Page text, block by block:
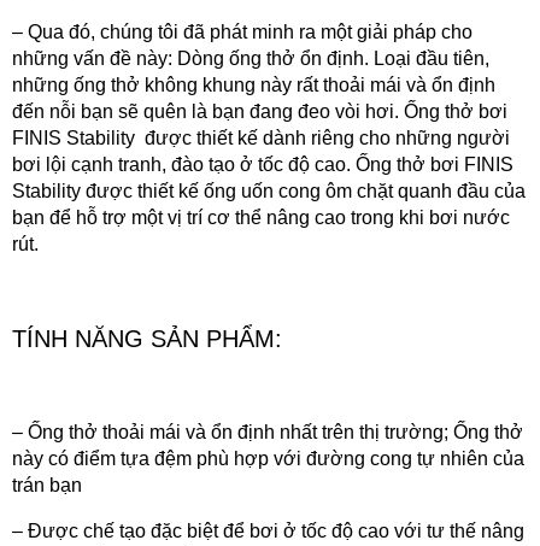
– Qua đó, chúng tôi đã phát minh ra một giải pháp cho
những vấn đề này: Dòng ống thở ổn định. Loại đầu tiên,
những ống thở không khung này rất thoải mái và ổn định
đến nỗi bạn sẽ quên là bạn đang đeo vòi hơi. Ống thở bơi
FINIS Stability ​​được thiết kế dành riêng cho những người
bơi lội cạnh tranh, đào tạo ở tốc độ cao. Ống thở bơi FINIS
Stability được thiết kế ống uốn cong ôm chặt quanh đầu của
bạn để hỗ trợ một vị trí cơ thể nâng cao trong khi bơi nước
rút.
TÍNH NĂNG SẢN PHẨM:
– Ống thở thoải mái và ổn định nhất trên thị trường; Ống thở
này có điểm tựa đệm phù hợp với đường cong tự nhiên của
trán bạn
– Được chế tạo đặc biệt để bơi ở tốc độ cao với tư thế nâng